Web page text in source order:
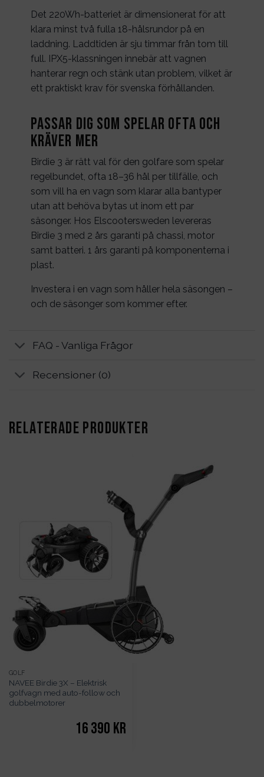
Det 220Wh-batteriet är dimensionerat för att
klara minst två fulla 18-hålsrundor på en
laddning. Laddtiden är sju timmar från tom till
full. IPX5-klassningen innebär att vagnen
hanterar regn och stänk utan problem, vilket är
ett praktiskt krav för svenska förhållanden.
Passar dig som spelar ofta och
kräver mer
Birdie 3 är rätt val för den golfare som spelar
regelbundet, ofta 18–36 hål per tillfälle, och
som vill ha en vagn som klarar alla bantyper
utan att behöva bytas ut inom ett par
säsonger. Hos Elscootersweden levereras
Birdie 3 med 2 års garanti på chassi, motor
samt batteri. 1 års garanti på komponenterna i
plast.
Investera i en vagn som håller hela säsongen –
och de säsonger som kommer efter.
FAQ - Vanliga Frågor
Recensioner (0)
RELATERADE PRODUKTER
GOLF
NAVEE Birdie 3X – Elektrisk
golfvagn med auto-follow och
dubbelmotorer
16 390 kr